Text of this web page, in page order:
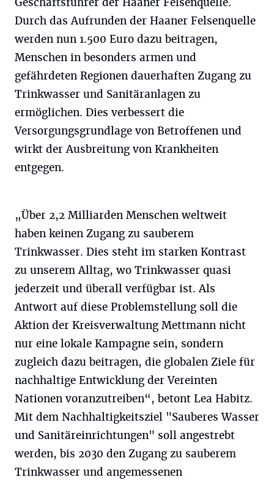
Durch das Aufrunden der Haaner Felsenquelle
werden nun 1.500 Euro dazu beitragen,
Menschen in besonders armen und
gefährdeten Regionen dauerhaften Zugang zu
Trinkwasser und Sanitäranlagen zu
ermöglichen. Dies verbessert die
Versorgungsgrundlage von Betroffenen und
wirkt der Ausbreitung von Krankheiten
entgegen.
„Über 2,2 Milliarden Menschen weltweit
haben keinen Zugang zu sauberem
Trinkwasser. Dies steht im starken Kontrast
zu unserem Alltag, wo Trinkwasser quasi
jederzeit und überall verfügbar ist. Als
Antwort auf diese Problemstellung soll die
Aktion der Kreisverwaltung Mettmann nicht
nur eine lokale Kampagne sein, sondern
zugleich dazu beitragen, die globalen Ziele für
nachhaltige Entwicklung der Vereinten
Nationen voranzutreiben“, betont Lea Habitz.
Mit dem Nachhaltigkeitsziel "Sauberes Wasser
und Sanitäreinrichtungen" soll angestrebt
werden, bis 2030 den Zugang zu sauberem
Trinkwasser und angemessenen